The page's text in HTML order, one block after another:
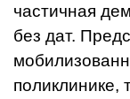
частичная
без дат.
поликлинике,